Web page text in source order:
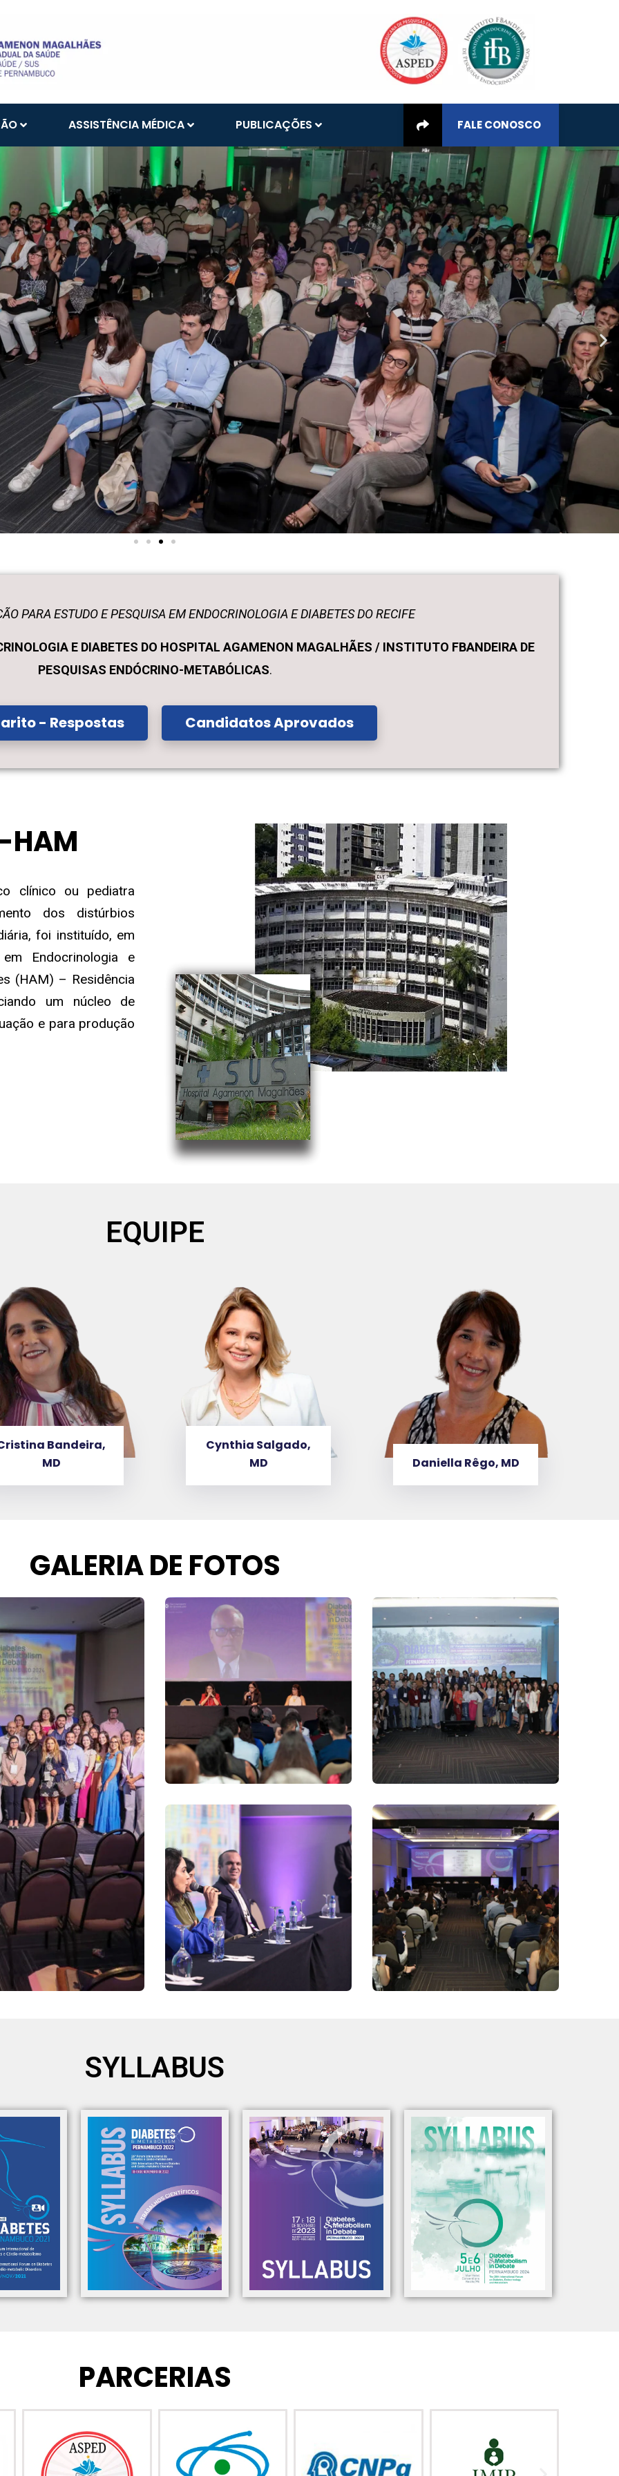
ASSISTÊNCIA MÉDICA PUBLICAÇÕES FALE CONOSCO
PARA ESTUDO E PESQUISA EM ENDOCRINOLOGIA E DIABETES DO RECIFE
E DIABETES DO HOSPITAL AGAMENON MAGALHÃES / INSTITUTO FBANDEIRA DE
PESQUISAS ENDÓCRINO-METABÓLICAS.
- Respostas Candidatos Aprovados
HAM
clínico ou pediatra
dos distúrbios
foi instituído, em
Endocrinologia e
(HAM) – Residência
um núcleo de
e para produção
EQUIPE
Bandeira,
MD
Cynthia Salgado,
MD
Daniella Rêgo, MD
GALERIA DE FOTOS
SYLLABUS
PARCERIAS